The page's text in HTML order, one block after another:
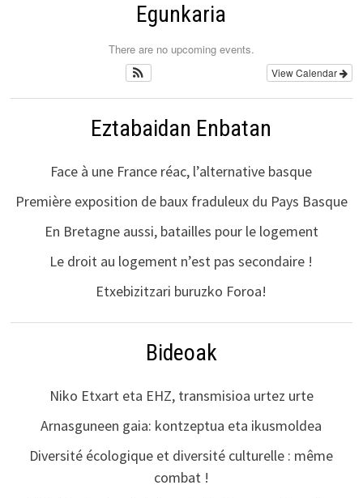
Egunkaria
There are no upcoming events.
View Calendar
Eztabaidan Enbatan
Face à une France réac, l’alternative basque
Première exposition de baux fraduleux du Pays Basque
En Bretagne aussi, batailles pour le logement
Le droit au logement n’est pas secondaire !
Etxebizitzari buruzko Foroa!
Bideoak
Niko Etxart eta EHZ, transmisioa urtez urte
Arnasguneen gaia: kontzeptua eta ikusmoldea
Diversité écologique et diversité culturelle : même
combat !